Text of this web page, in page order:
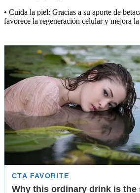
• Cuida la piel: Gracias a su aporte de
favorece la regeneración celular y mejora